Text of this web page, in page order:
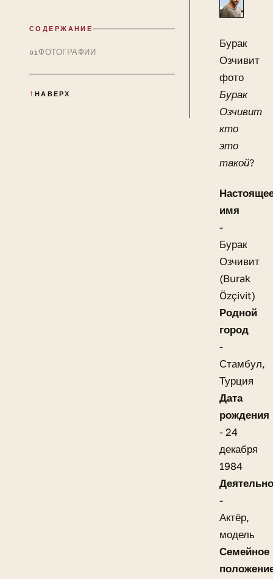
СОДЕРЖАНИЕ
ФОТОГРАФИИ
НАВЕРХ
Бурак
Озчивит
фото
Бурак
Озчивит
кто
это
такой?
имя
-
Бурак
Озчивит
(Burak
Özçivit)
Родной
город
-
Стамбул,
Турция
Дата
рождения
- 24
декабря
1984
-
Актёр,
модель
Семейное